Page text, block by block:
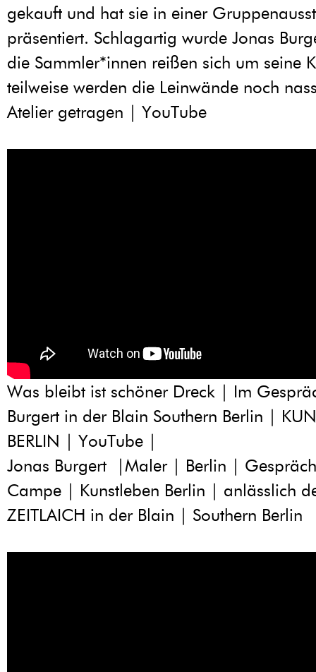
gekauft und hat sie in einer
präsentiert. Schlagartig wurde Jonas
die Sammler*innen reißen sich um seine
teilweise werden die Leinwände noch
Atelier getragen | YouTube
Was bleibt ist schöner Dreck | Im
Burgert in der Blain Southern Berlin |
BERLIN | YouTube |
Jonas Burgert |Maler | Berlin |
Campe | Kunstleben Berlin | anlässlich
ZEITLAICH in der Blain | Southern Berlin